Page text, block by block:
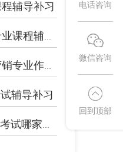
辅导补习
马来西亚莫纳什大学会计专业课程辅导补...
皇家墨尔本理工大学市场营销专业作业辅...
辅导补习
英国纽卡斯尔大学EEE8167考试哪家能...
电话咨询
微信咨询
回到顶部